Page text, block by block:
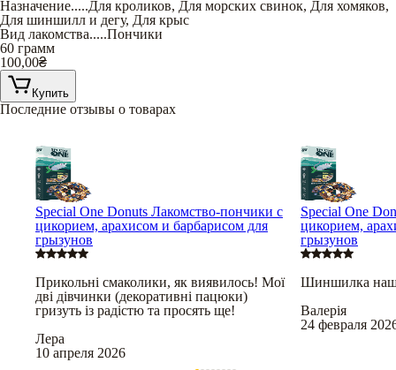
Назначение.....Для кроликов, Для морских свинок, Для хомяков,
Для шиншилл и дегу, Для крыс
Вид лакомства.....Пончики
60 грамм
100,00₴
Купить
Последние отзывы о товарах
Special One Donuts Лакомство-пончики с
цикорием, арахисом и барбарисом для
грызунов
Прикольні смаколики, як виявилось! Мої
дві дівчинки (декоративні пацюки)
гризуть із радістю та просять ще!
Лера
10 апреля 2026
Special One
цикорием,
грызунов
Шиншилка наша
Валерія
24 февраля